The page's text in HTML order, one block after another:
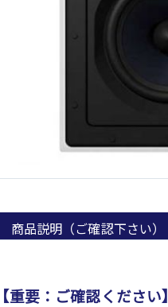
商品説明（ご確認下さい）
【重要：ご確認ください】